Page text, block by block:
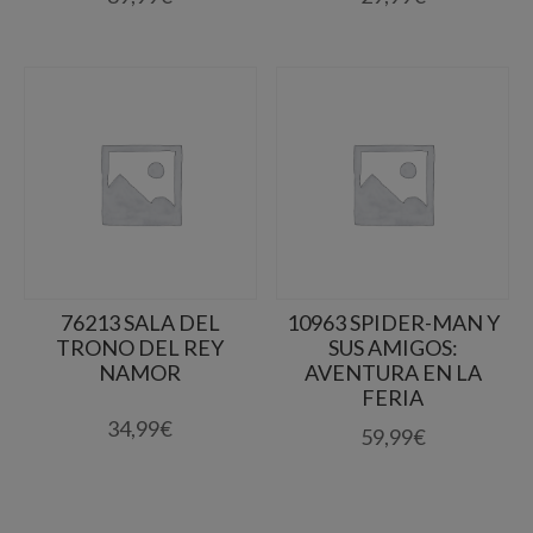
76213 SALA DEL
TRONO DEL REY
NAMOR
34,99€
10963 SPIDER-MAN Y
SUS AMIGOS:
AVENTURA EN LA
FERIA
59,99€